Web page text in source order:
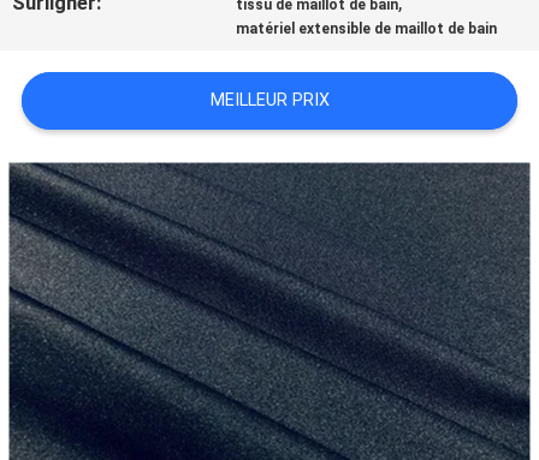
NOUS
NOUVELLES
DEMANDEZ
UNE
CITATION
PLAN
DU
SITE
tissu de maillot de bain
matériel extensible de maillot de bain
MEILLEUR PRIX